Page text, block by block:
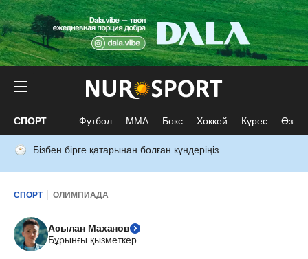
СПОРТ Футбол ММА Бокс Хоккей Күрес Өзге
Бізбен бірге қатарынан болған күндеріңіз
СПОРТ ОЛИМПИАДА
Асылан Маханов
Бұрынғы қызметкер